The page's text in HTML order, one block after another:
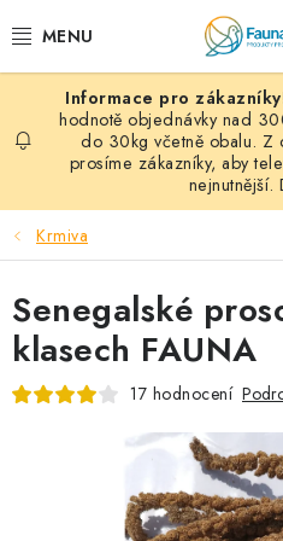
na
PAPOUŠCI A EXOTI
ZRNINY A OBILOVINY
MDM KRMIVA
KONTAKT
hodnotě objednávky nad
do 30kg včetně obalu. Z
prosíme zákazníky, aby
nejnutnější.
Krmiva
Senegalské
klasech FAUNA
17 hodnocení